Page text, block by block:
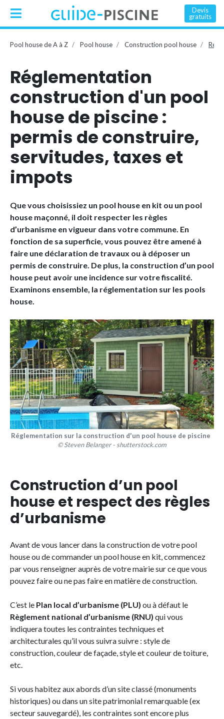
Devis
gratuits
Pool house de A à Z Pool house Construction pool house
Réglementation
construction d'un pool
house de piscine :
permis de construire,
servitudes, taxes et
impots
Que vous choisissiez un pool house en kit ou un pool
house maçonné, il doit respecter les règles
d’urbanisme en vigueur dans votre commune. En
fonction de sa superficie, vous pouvez être amené à
faire une déclaration de travaux ou à déposer un
permis de construire. De plus, la construction d’un pool
house peut avoir une incidence sur votre fiscalité.
Examinons ensemble, la réglementation sur les pools
house.
Réglementation sur la construction d'un pool house de piscine
© Steven Belanger - shutterstock.com
Construction d’un pool
house et respect des règles
d’urbanisme
Avant de vous lancer dans la construction de votre pool
house ou de commander un pool house en kit, commencez
par vous renseigner auprès de votre mairie sur ce que vous
pouvez faire ou ne pas faire en matière de construction.
C’est le Plan local d’urbanisme (PLU) ou à défaut le
Règlement national d’urbanisme (RNU) qui vous
indiquera toutes les contraintes techniques et
architecturales qu’il vous suivra suivre : style de
construction, couleur de façade, style et couleur de toiture,
etc.
Si vous habitez aux abords d’un site classé (monuments
historiques) ou dans un site patrimonial remarquable (ex
secteur sauvegardé), les contraintes sont encore plus